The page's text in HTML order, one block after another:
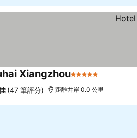
Xiangzhou5 星級
(47 筆評分) 距離井岸 0.0 公里